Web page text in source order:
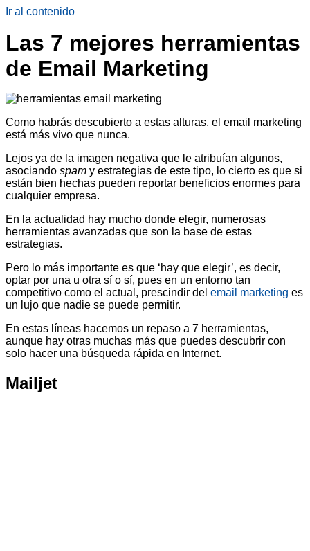
Ir al contenido
Las 7 mejores herramientas
de Email Marketing
Como habrás descubierto a estas alturas, el email marketing
está más vivo que nunca.
Lejos ya de la imagen negativa que le atribuían algunos,
asociando spam y estrategias de este tipo, lo cierto es que si
están bien hechas pueden reportar beneficios enormes para
cualquier empresa.
En la actualidad hay mucho donde elegir, numerosas
herramientas avanzadas que son la base de estas
estrategias.
Pero lo más importante es que ‘hay que elegir’, es decir,
optar por una u otra sí o sí, pues en un entorno tan
competitivo como el actual, prescindir del email marketing es
un lujo que nadie se puede permitir.
En estas líneas hacemos un repaso a 7 herramientas,
aunque hay otras muchas más que puedes descubrir con
solo hacer una búsqueda rápida en Internet.
Mailjet